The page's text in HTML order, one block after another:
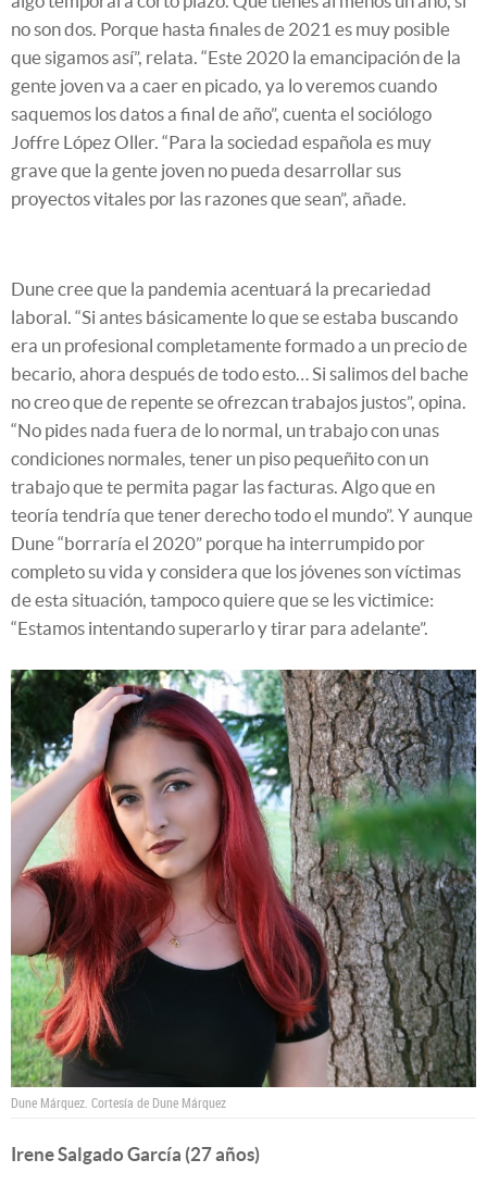
no son dos. Porque hasta finales de 2021 es muy posible
que sigamos así”, relata. “Este 2020 la emancipación de la
gente joven va a caer en picado, ya lo veremos cuando
saquemos los datos a final de año”, cuenta el sociólogo
Joffre López Oller. “Para la sociedad española es muy
grave que la gente joven no pueda desarrollar sus
proyectos vitales por las razones que sean”, añade.
Dune cree que la pandemia acentuará la precariedad
laboral. “Si antes básicamente lo que se estaba buscando
era un profesional completamente formado a un precio de
becario, ahora después de todo esto… Si salimos del bache
no creo que de repente se ofrezcan trabajos justos”, opina.
“No pides nada fuera de lo normal, un trabajo con unas
condiciones normales, tener un piso pequeñito con un
trabajo que te permita pagar las facturas. Algo que en
teoría tendría que tener derecho todo el mundo”. Y aunque
Dune “borraría el 2020” porque ha interrumpido por
completo su vida y considera que los jóvenes son víctimas
de esta situación, tampoco quiere que se les victimice:
“Estamos intentando superarlo y tirar para adelante”.
Dune Márquez. Cortesía de Dune Márquez
Irene Salgado García (27 años)